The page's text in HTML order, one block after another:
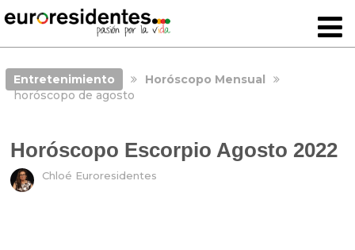
Entretenimiento
Horóscopo Mensual
horóscopo de agosto
Horóscopo Escorpio Agosto 2022
Chloé Euroresidentes